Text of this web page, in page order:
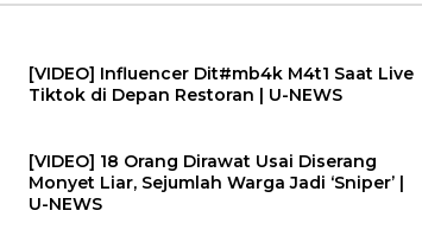
[VIDEO] Influencer Dit#mb4k M4t1 Saat Live
Tiktok di Depan Restoran | U-NEWS
[VIDEO] 18 Orang Dirawat Usai Diserang
Monyet Liar, Sejumlah Warga Jadi ‘Sniper’ |
U-NEWS